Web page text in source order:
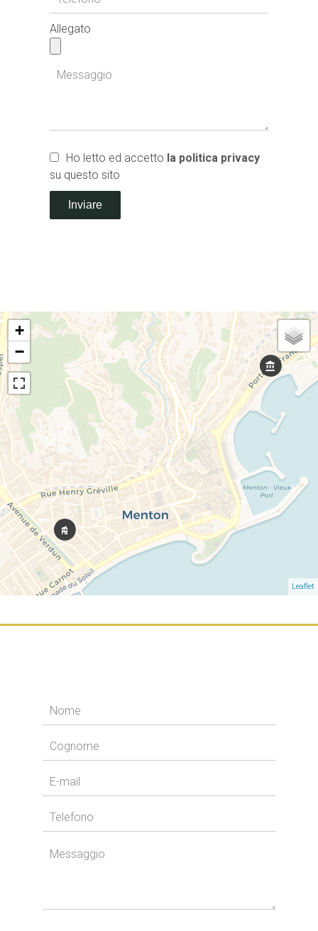
Allegato
Ho letto ed accetto la politica privacy
su questo sito
Inviare
+
−
Leaflet